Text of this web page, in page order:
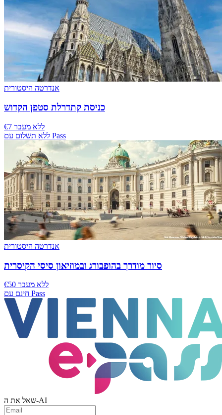
אנדרטה היסטורית
כניסת קתדרלת סטפן הקדוש
€7 ללא מעבר
ללא תשלום עם Pass
אנדרטה היסטורית
סיור מודרך בהופבורג ובמוזיאון סיסי הקיסרית
€50 ללא מעבר
חינם עם Pass
שאל את ה-AI